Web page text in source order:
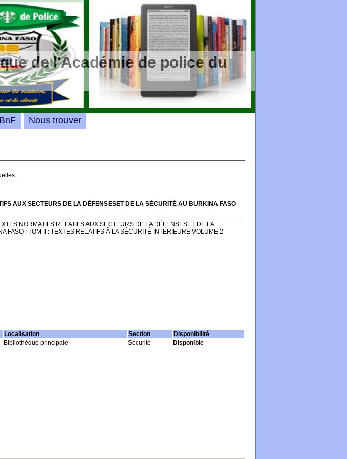
de l'Académie de police du
AUX SECTEURS DE LA DÉFENSESET DE LA SÉCURITÉ AU BURKINA FASO
NORMATIFS RELATIFS AUX SECTEURS DE LA DÉFENSESET DE LA
FASO : TOM II : TEXTES RELATIFS À LA SÉCURITÉ INTÉRIEURE VOLUME 2
Localisation Section
Disponibilité
Bibliothèque principale Sécurité Disponible
Nous trouver